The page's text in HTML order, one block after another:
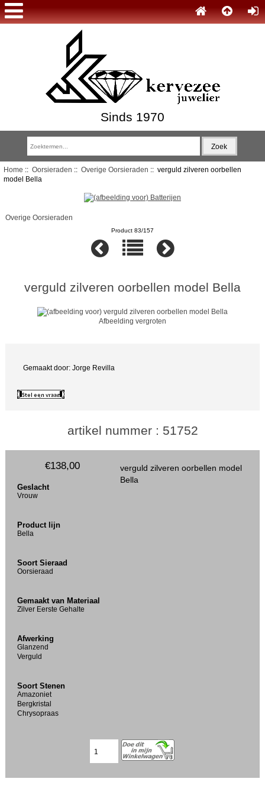
Sinds 1970
Home :: Oorsieraden :: Overige Oorsieraden :: verguld zilveren oorbellen
model Bella
Overige Oorsieraden
Product 83/157
verguld zilveren oorbellen model Bella
Afbeelding vergroten
Gemaakt door: Jorge Revilla
artikel nummer : 51752
verguld zilveren oorbellen model
Bella
€138,00
Geslacht
Vrouw
Product lijn
Bella
Soort Sieraad
Oorsieraad
Gemaakt van Materiaal
Zilver Eerste Gehalte
Afwerking
Glanzend
Verguld
Soort Stenen
Amazoniet
Bergkristal
Chrysopraas